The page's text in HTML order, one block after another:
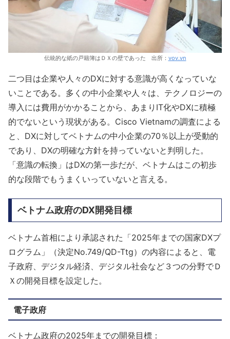
伝統的な紙の戸籍簿はＤＸの壁であった 出所： vov.vn
二つ目は企業や人々のDXに対する意識が高くなっていな
いことである。多くの中小企業や人々は、テクノロジーの
導入には費用がかかることから、あまりIT化やDXに積極
的でないという現状がある。Cisco Vietnamの調査による
と、DXに対してベトナムの中小企業の70％以上が受動的
であり、DXの明確な方針を持っていないと判明した。
「意識の転換」はDXの第一歩だが、ベトナムはこの初歩
的な段階でもうまくいっていないと言える。
ベトナム政府のDX開発目標
ベトナム首相により承認された「2025年までの国家DXプ
ログラム」（決定No.749/QD-Ttg）の内容によると、電
子政府、デジタル経済、デジタル社会など３つの分野でＤ
Ｘの開発目標を設定した。
電子政府
ベトナム政府の2025年までの開発目標：